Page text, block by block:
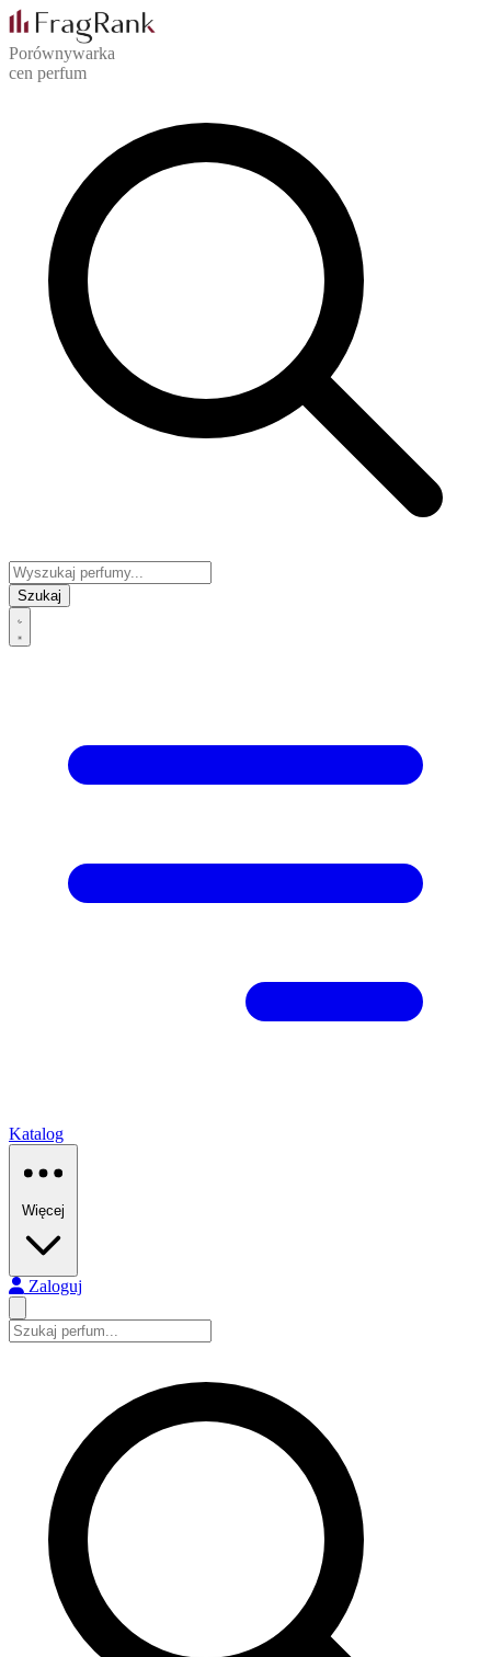
Porównywarka
cen perfum
Szukaj
Katalog
Więcej
Zaloguj